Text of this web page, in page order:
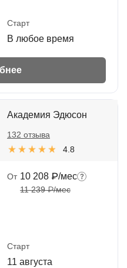
Старт
В любое время
Академия Эдюсон
4.8
132 отзыва
От 10 208 ₽/мес
11 239 ₽/мес
Старт
11 августа